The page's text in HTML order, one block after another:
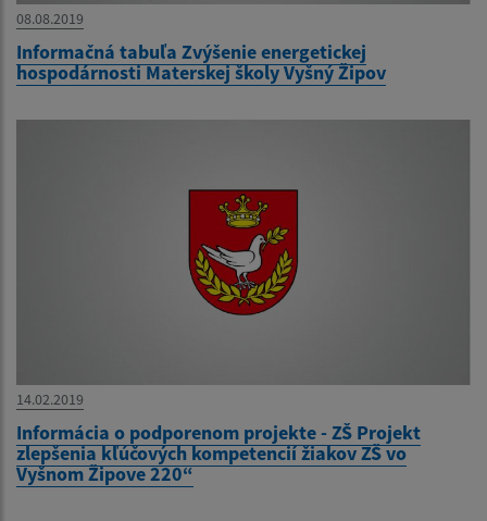
08.08.2019
Informačná tabuľa Zvýšenie energetickej
hospodárnosti Materskej školy Vyšný Žipov
14.02.2019
Informácia o podporenom projekte - ZŠ Projekt
zlepšenia kľúčových kompetencií žiakov ZŠ vo
Vyšnom Žipove 220“